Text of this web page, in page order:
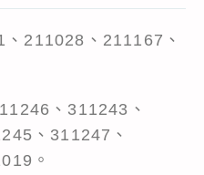
211028、211167、
、311243、
、311247、
。